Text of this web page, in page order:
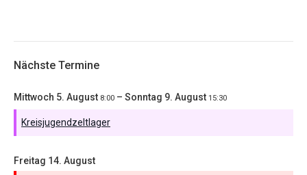
Nächste Termine
Mittwoch 5. August 8:00 – Sonntag 9. August 15:30
Kreisjugendzeltlager
Freitag 14. August